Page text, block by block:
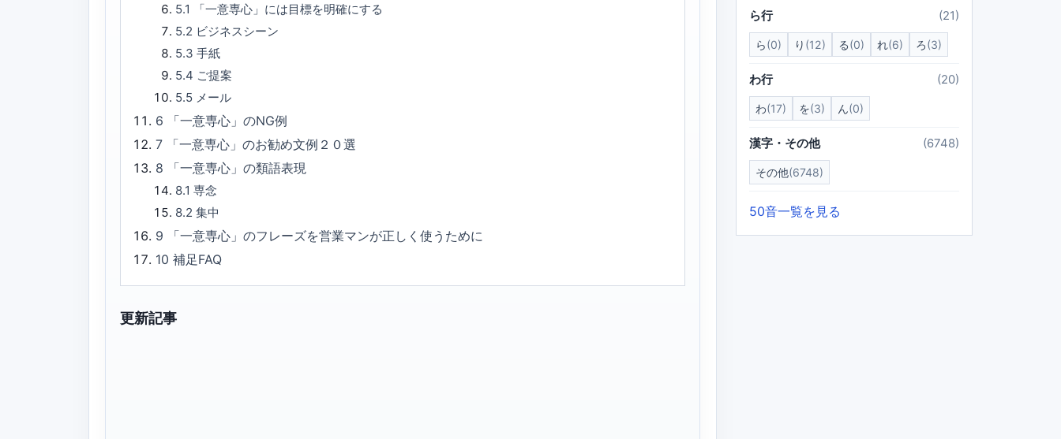
5.1
「一意専心」には目標を明確にする
5.2 ビジネスシーン
5.3 手紙
5.4 ご提案
5.5 メール
6
「一意専心」のNG例
7
「一意専心」のお勧め文例２０選
8
「一意専心」の類語表現
8.1 専念
8.2 集中
9
「一意専心」のフレーズを営業マンが正しく使うために
10補足FAQ
更新記事
ら行 (21)
ら(0) り (12) る(0) れ(6) ろ(3)
わ行 (20)
わ(17) を(3) ん(0)
漢字・その他 (6748)
その他(6748)
50音一覧を見る